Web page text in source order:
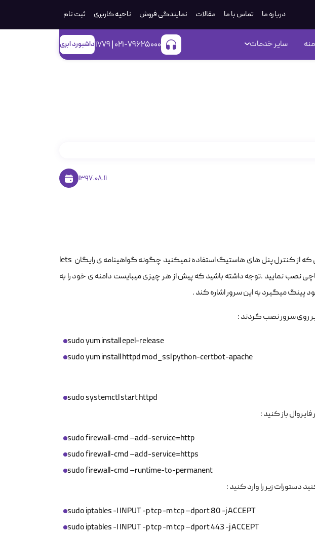
درباره ما تماس با ما مقالات نمایندگی فروش ناحیه کاربری ثبت‌ نام
سایر خدمات 021-79625000 | 1779 داشبورد ابری
1397.08.11
در این مقاله قصد داریم به شما اموزش دهیم در صورتی که از کنترل پنل های هاستیگ استفاده نمیکنید چگونه گواهینامه ی رایگان lets
نصب نمایید .توجه داشته باشید که پیش از هر چیزی میبایست دامنه ی خود را به
sudo yum install epel-release
sudo yum install httpd mod_ssl python-certbot-apache
sudo systemctl start httpd
sudo firewall-cmd –add-service=http
sudo firewall-cmd –add-service=https
sudo firewall-cmd –runtime-to-permanent
sudo iptables -I INPUT -p tcp -m tcp –dport 80 -j ACCEPT
sudo iptables -I INPUT -p tcp -m tcp –dport 443 -j ACCEPT